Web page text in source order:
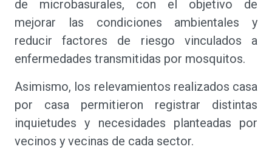
de microbasurales, con el objetivo de
mejorar las condiciones ambientales y
reducir factores de riesgo vinculados a
enfermedades transmitidas por mosquitos.
Asimismo, los relevamientos realizados casa
por casa permitieron registrar distintas
inquietudes y necesidades planteadas por
vecinos y vecinas de cada sector.